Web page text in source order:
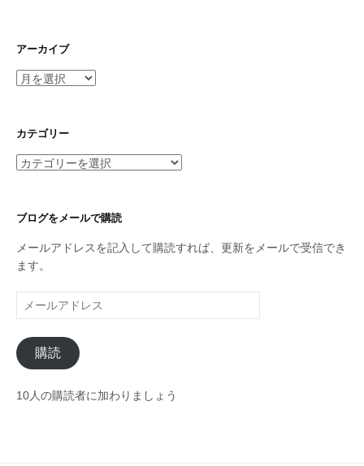
アーカイブ
ア
イ
カテゴリー
カ
リ
ブログをメールで購読
メールアドレスを記入して購読すれば、更新をメールで受信でき
ます。
ー
ル
ア
ド
レ
購読
10人の購読者に加わりましょう